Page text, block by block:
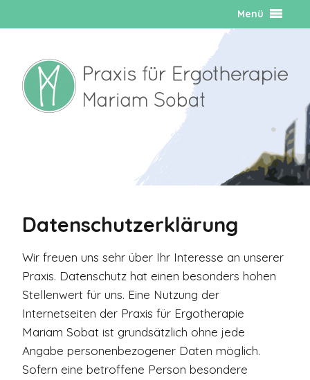
Menü
Datenschutzerklärung
Wir freuen uns sehr über Ihr Interesse an unserer
Praxis. Datenschutz hat einen besonders hohen
Stellenwert für uns. Eine Nutzung der
Internetseiten der Praxis für Ergotherapie
Mariam Sobat ist grundsätzlich ohne jede
Angabe personenbezogener Daten möglich.
Sofern eine betroffene Person besondere